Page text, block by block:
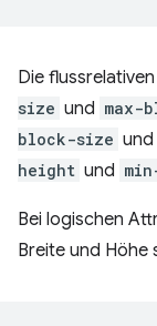
Die
size und max-
block-size und
height und
Bei logischen
Breite und Höhe